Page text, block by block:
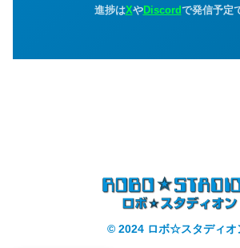
進捗はXやDiscordで発信予定
© 2024 ロボ☆スタディオ